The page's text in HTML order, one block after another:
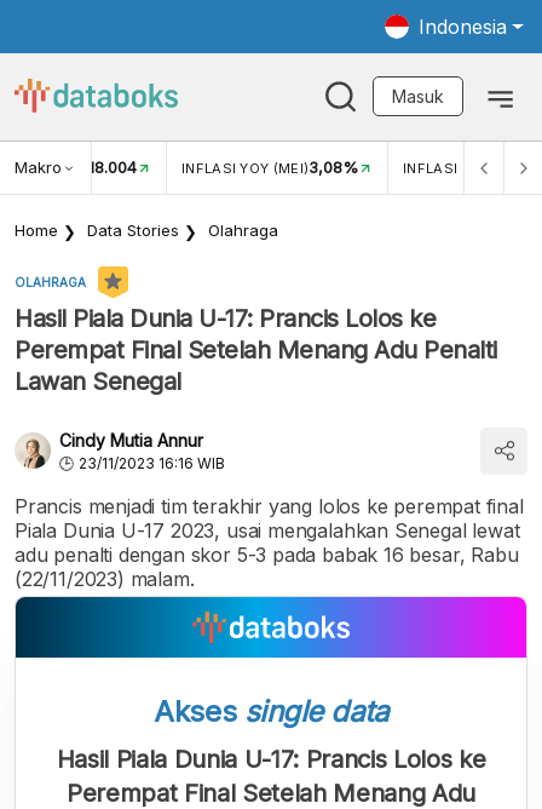
Indonesia
Masuk
Makro
USD/IDR 18.004 INFLASI YOY (MEI)3,08% INFLASI MOM (MEI)
Home Data Stories Olahraga
OLAHRAGA
Hasil Piala Dunia U-17: Prancis Lolos ke
Perempat Final Setelah Menang Adu Penalti
Lawan Senegal
Cindy Mutia Annur
23/11/2023 16:16 WIB
Prancis menjadi tim terakhir yang lolos ke perempat final
Piala Dunia U-17 2023, usai mengalahkan Senegal lewat
adu penalti dengan skor 5-3 pada babak 16 besar, Rabu
(22/11/2023) malam.
Akses single data
Hasil Piala Dunia U-17: Prancis Lolos ke
Perempat Final Setelah Menang Adu